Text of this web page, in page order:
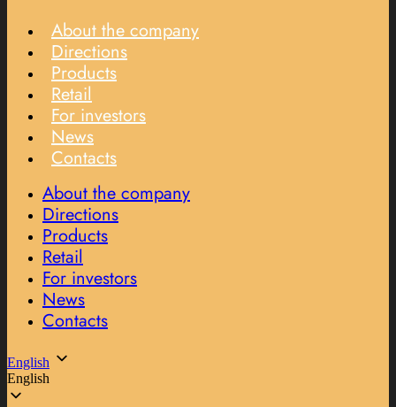
About the company
Directions
Products
Retail
For investors
News
Contacts
About the company
Directions
Products
Retail
For investors
News
Contacts
English
English